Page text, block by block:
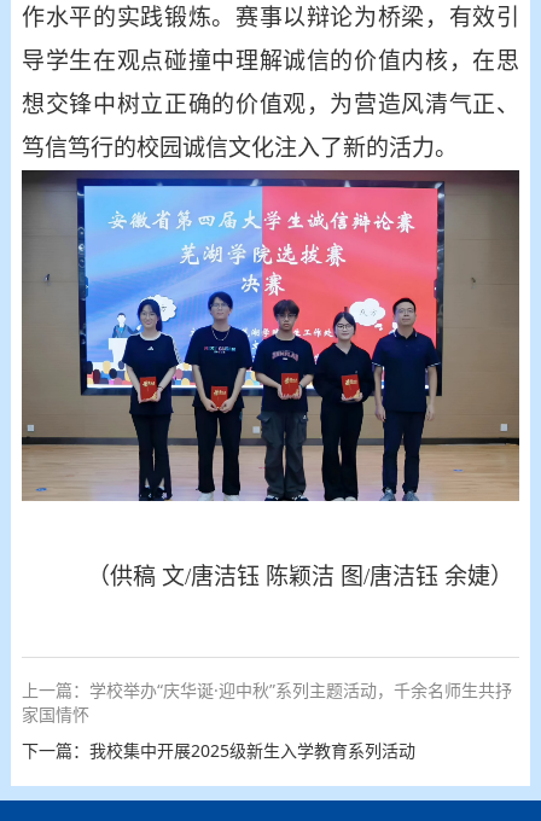
作水平的实践锻炼。 赛事以辩论为桥梁，有效引
导学生在观点碰撞中理解诚信的价值内核，在思
想交锋中树立正确的价值观，为营造风清气正、
笃信笃行的校园诚信文化注入了新的活力。
（供稿 文/唐洁钰 陈颖洁 图/唐洁钰 余婕）
上一篇：学校举办“庆华诞·迎中秋”系列主题活动，千余名师生共抒
家国情怀
下一篇：我校集中开展2025级新生入学教育系列活动